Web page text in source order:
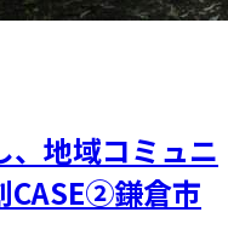
、地域コミュニ
CASE②鎌倉市